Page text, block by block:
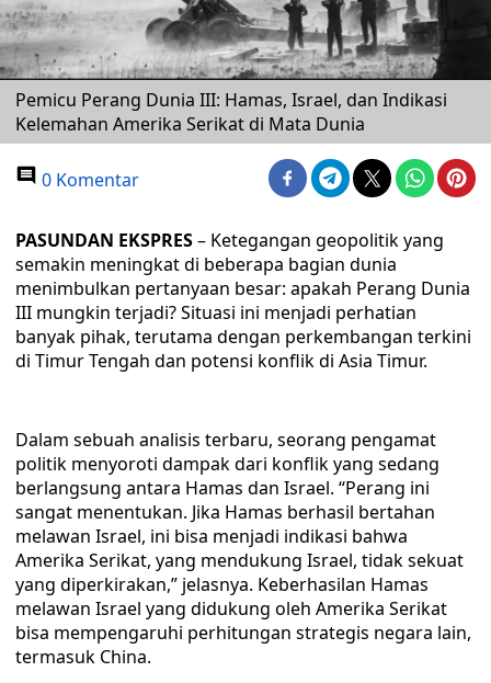
Pemicu Perang Dunia III: Hamas, Israel, dan Indikasi
Kelemahan Amerika Serikat di Mata Dunia
0 Komentar
PASUNDAN EKSPRES– Ketegangan geopolitik yang
semakin meningkat di beberapa bagian dunia
menimbulkan pertanyaan besar: apakah Perang Dunia
III mungkin terjadi? Situasi ini menjadi perhatian
banyak pihak, terutama dengan perkembangan terkini
di Timur Tengah dan potensi konflik di Asia Timur.
Dalam sebuah analisis terbaru, seorang pengamat
politik menyoroti dampak dari konflik yang sedang
berlangsung antara Hamas dan Israel. “Perang ini
sangat menentukan. Jika Hamas berhasil bertahan
melawan Israel, ini bisa menjadi indikasi bahwa
Amerika Serikat, yang mendukung Israel, tidak sekuat
yang diperkirakan,” jelasnya. Keberhasilan Hamas
melawan Israel yang didukung oleh Amerika Serikat
bisa mempengaruhi perhitungan strategis negara lain,
termasuk China.